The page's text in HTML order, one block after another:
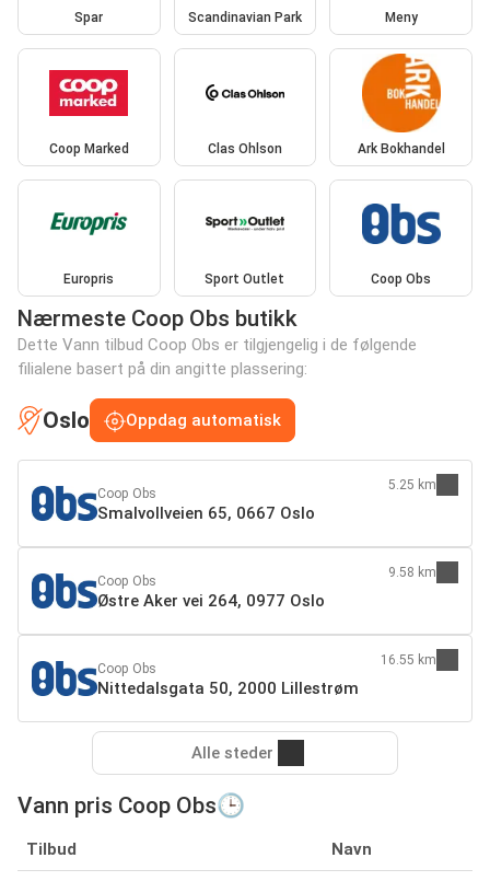
Spar Scandinavian Park Meny
Coop Marked Clas Ohlson Ark Bokhandel
Europris Sport Outlet Coop Obs
Nærmeste Coop Obs butikk
Dette Vann tilbud Coop Obs er tilgjengelig i de følgende
filialene basert på din angitte plassering:
Oslo Oppdag automatisk
Coop Obs
Smalvollveien 65, 0667 Oslo
5.25 km
Coop Obs
Østre Aker vei 264, 0977 Oslo
9.58 km
Coop Obs
Nittedalsgata 50, 2000 Lillestrøm
16.55 km
Alle steder
Vann pris Coop Obs🕒
Tilbud Navn